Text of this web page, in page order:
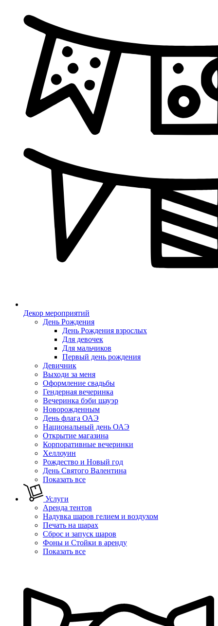
Декор мероприятий
День Рождения
День Рождения взрослых
Для девочек
Для мальчиков
Первый день рождения
Девичник
Выходи за меня
Оформление свадьбы
Гендерная вечеринка
Вечеринка бэби шауэр
Новорожденным
День флага ОАЭ
Национальный день ОАЭ
Открытие магазина
Корпоративные вечеринки
Хеллоуин
Рождество и Новый год
День Святого Валентина
Показать все
Услуги
Аренда тентов
Надувка шаров гелием и воздухом
Печать на шарах
Сброс и запуск шаров
Фоны и Стойки в аренду
Показать все